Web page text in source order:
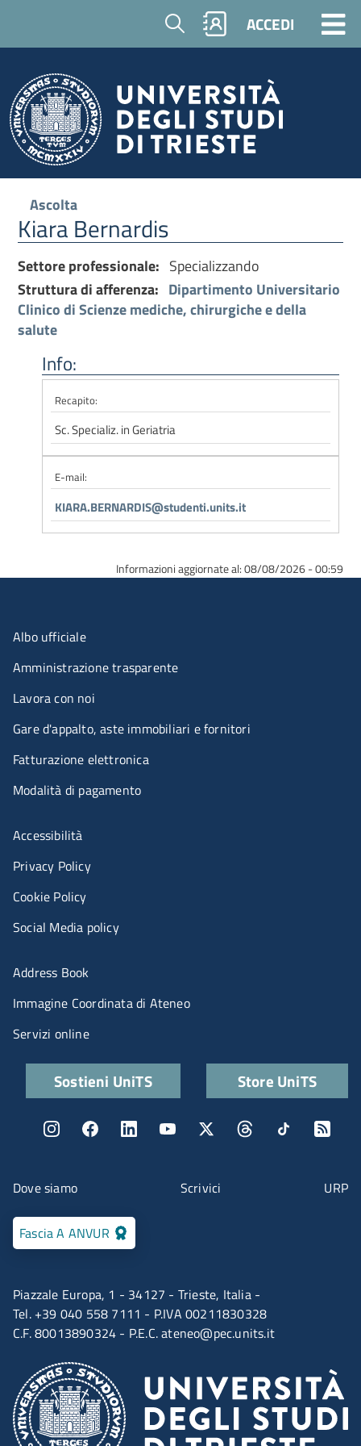
Cerca ACCEDI
Ascolta
Kiara Bernardis
Settore professionale: Specializzando
Struttura di afferenza: Dipartimento Universitario
Clinico di Scienze mediche, chirurgiche e della
salute
Info:
Recapito:
Sc. Specializ. in Geriatria
E-mail:
KIARA.BERNARDIS@studenti.units.it
Informazioni aggiornate al: 08/08/2026 - 00:59
Piazzale Europa, 1 - 34127 - Trieste, Italia -
Tel. +39 040 558 7111 - P.IVA 00211830328
C.F. 80013890324 - P.E.C.ateneo@pec.units.it
Fascia A ANVUR
Menu contatti
Dove siamo Scrivici URP
Menu organizzazione
Albo ufficiale
Amministrazione trasparente
Lavora con noi
Gare d'appalto, aste immobiliari e fornitori
Fatturazione elettronica
Modalità di pagamento
Menù riferimenti
Accessibilità
Privacy Policy
Cookie Policy
Social Media policy
Menu portale
Address Book
Immagine Coordinata di Ateneo
Servizi online
Quick links
Sostieni UniTS Store UniTS
Menu social